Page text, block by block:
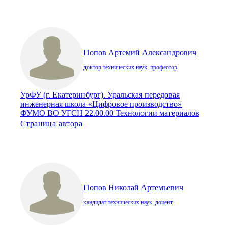
Попов Артемий Александрович
доктор технических наук, профессор
УрФУ (г. Екатеринбург). Уральская передовая
инженерная школа «Цифровое производство»
ФУМО ВО УГСН 22.00.00 Технологии материалов
Страница автора
Попов Николай Артемьевич
кандидат технических наук, доцент